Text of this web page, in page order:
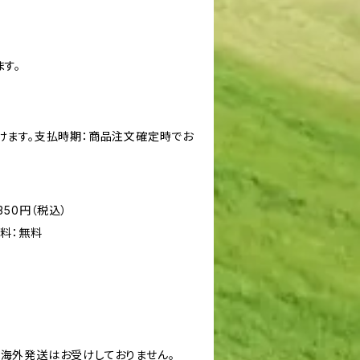
。
ます。支払時期：商品注文確定時でお
円（税込）
：無料
外発送はお受けしておりません。